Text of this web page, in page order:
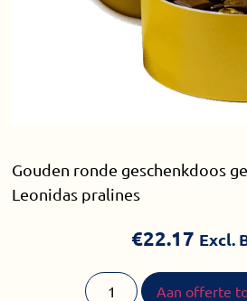
Gouden ronde geschenkdoos
Leonidas pralines
€22.17 Excl.
Aan offerte